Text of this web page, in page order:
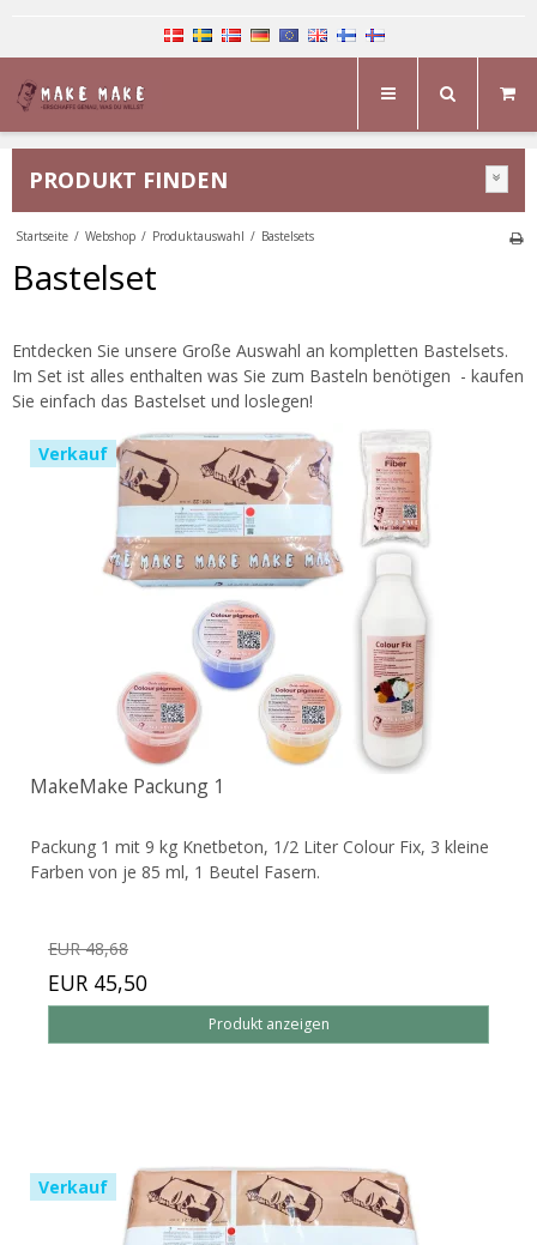
PRODUKT FINDEN
Startseite / Webshop / Produktauswahl / Bastelsets
Bastelset
Entdecken Sie unsere Große Auswahl an kompletten Bastelsets.
Im Set ist alles enthalten was Sie zum Basteln benötigen - kaufen
Sie einfach das Bastelset und loslegen!
Verkauf
MakeMake Packung 1
Packung 1 mit 9 kg Knetbeton, 1/2 Liter Colour Fix, 3 kleine
Farben von je 85 ml, 1 Beutel Fasern.
EUR 48,68
EUR 45,50
Produkt anzeigen
Verkauf